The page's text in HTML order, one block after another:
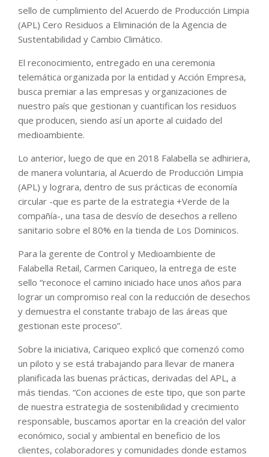
sello de cumplimiento del Acuerdo de Producción Limpia
(APL) Cero Residuos a Eliminación de la Agencia de
Sustentabilidad y Cambio Climático.
El reconocimiento, entregado en una ceremonia
telemática organizada por la entidad y Acción Empresa,
busca premiar a las empresas y organizaciones de
nuestro país que gestionan y cuantifican los residuos
que producen, siendo así un aporte al cuidado del
medioambiente.
Lo anterior, luego de que en 2018 Falabella se adhiriera,
de manera voluntaria, al Acuerdo de Producción Limpia
(APL) y lograra, dentro de sus prácticas de economía
circular -que es parte de la estrategia +Verde de la
compañía-, una tasa de desvío de desechos a relleno
sanitario sobre el 80% en la tienda de Los Dominicos.
Para la gerente de Control y Medioambiente de
Falabella Retail, Carmen Cariqueo, la entrega de este
sello “reconoce el camino iniciado hace unos años para
lograr un compromiso real con la reducción de desechos
y demuestra el constante trabajo de las áreas que
gestionan este proceso”.
Sobre la iniciativa, Cariqueo explicó que comenzó como
un piloto y se está trabajando para llevar de manera
planificada las buenas prácticas, derivadas del APL, a
más tiendas. “Con acciones de este tipo, que son parte
de nuestra estrategia de sostenibilidad y crecimiento
responsable, buscamos aportar en la creación del valor
económico, social y ambiental en beneficio de los
clientes, colaboradores y comunidades donde estamos